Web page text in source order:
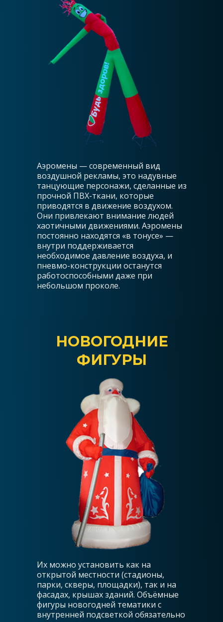
Аэромены — современный вид
воздушной рекламы, это надувные
танцующие персонажи, сделанные из
прочной ПВХ-ткани, которые
приводятся в движение воздухом.
Они привлекают внимание людей
хаотичными движениями. Аэромены
постоянно находятся «в тонусе» —
внутри поддерживается
необходимое давление воздуха, и
пневмо-конструкции останутся
работоспособными даже при
небольшом проколе.
НОВОГОДНИЕ
ФИГУРЫ
Их можно установить как на
открытой местности (стадионы,
парки, скверы, площадки), так и на
фасадах, крышах зданий. Объёмные
фигуры новогодней тематики с
внутренней подсветкой обязательно